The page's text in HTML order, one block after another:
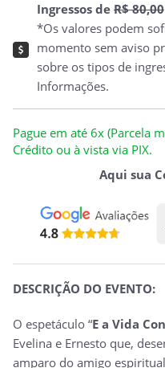
Ingressos de R$ 80,00
*Os valores podem
momento sem aviso
sobre os tipos de
Informações.
Pague em até 6x (Parcela
Crédito ou à vista via PIX.
Aqui sua
DESCRIÇÃO DO EVENTO:
O espetáculo “E a Vida
Evelina e Ernesto que,
amparo do amigo